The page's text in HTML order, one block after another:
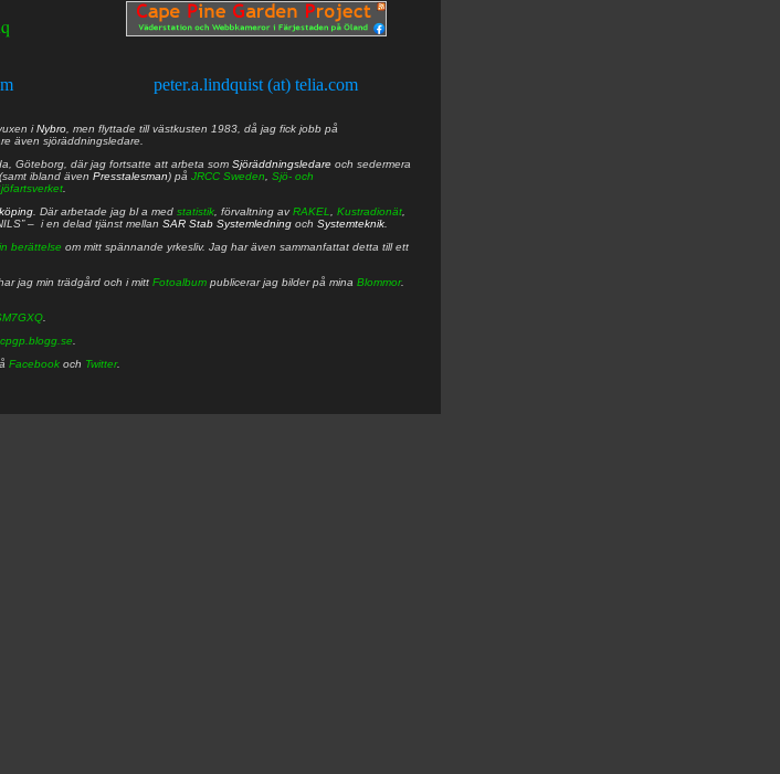
peter.a.lindquist (at) telia.com
iNybro , men flyttade till västkusten 1983, då jag fick jobb på
även sjöräddningsledare.
Göteborg, där jag fortsatte att arbeta som Sjöräddningsledare och sedermera
ibland även Presstalesman) på JRCC Sweden
Sjö- och
. Där arbetade jag bl a med statistik , förvaltning avRAKEL Kustradionät
– i en delad tjänst mellan SAR Stab Systemledning och Systemteknik
berättelse om mitt spännande yrkesliv. Jag har även sammanfattat detta till ett
jag min trädgård och i mitt Fotoalbum publicerar jag bilder på mina Blommor.
cpgp.blogg.se
Facebook och Twitter.